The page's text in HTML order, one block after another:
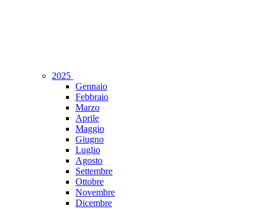
2025
Gennaio
Febbraio
Marzo
Aprile
Maggio
Giugno
Luglio
Agosto
Settembre
Ottobre
Novembre
Dicembre